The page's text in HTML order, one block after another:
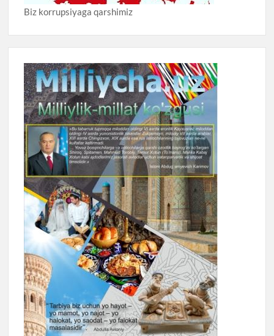
Biz korrupsiyaga qarshimiz